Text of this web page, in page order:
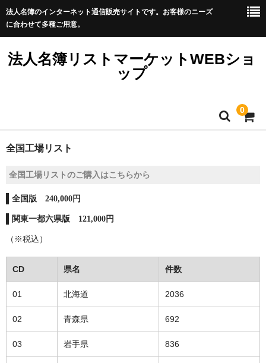
法人名簿のインターネット通信販売サイトです。お客様のニーズ
に合わせて多種ご用意。
法人名簿リストマーケットWEBショ
ップ
0
ホーム
WEBショップTOP
リスト価格・件数表
ご購入方法
よくある質問
全国工場リスト
全国工場リストのご購入はこちらから
全国版 240,000円
関東一都六県版 121,000円
（※税込）
CD 県名 件数
01 北海道 2036
02 青森県 692
03 岩手県 836